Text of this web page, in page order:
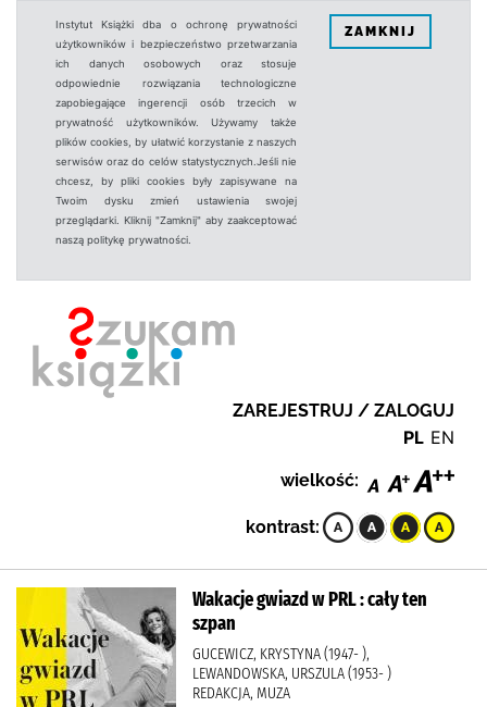
Instytut Książki dba o ochronę prywatności
użytkowników i bezpieczeństwo przetwarzania
ich danych osobowych oraz stosuje
odpowiednie rozwiązania technologiczne
zapobiegające ingerencji osób trzecich w
prywatność użytkowników. Używamy także
plików cookies, by ułatwić korzystanie z naszych
serwisów oraz do celów statystycznych.Jeśli nie
chcesz, by pliki cookies były zapisywane na
Twoim dysku zmień ustawienia swojej
przeglądarki. Kliknij "Zamknij" aby zaakceptować
naszą politykę prywatności.
ZAMKNIJ
ZAREJESTRUJ / ZALOGUJ
PL EN
wielkość:
kontrast:
Wakacje gwiazd w PRL : cały ten
szpan
GUCEWICZ, KRYSTYNA (1947- ),
LEWANDOWSKA, URSZULA (1953- )
REDAKCJA, MUZA